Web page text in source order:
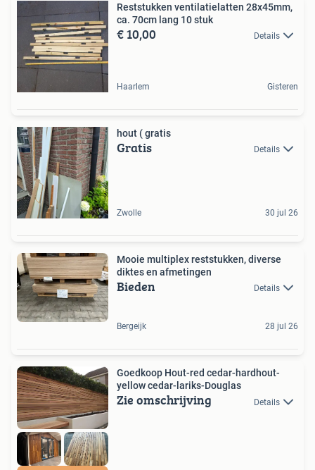
Reststukken ventilatielatten 28x45mm,
ca. 70cm lang 10 stuk
€ 10,00 Details
Haarlem Gisteren
hout ( gratis
Gratis Details
Zwolle 30 jul 26
Mooie multiplex reststukken, diverse
diktes en afmetingen
Bieden Details
Bergeijk 28 jul 26
Goedkoop Hout-red cedar-hardhout-
yellow cedar-lariks-Douglas
Zie omschrijving Details